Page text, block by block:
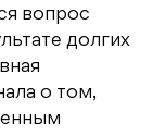
вопрос
долгих
о том,